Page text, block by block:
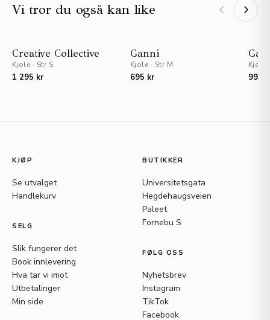
Vi tror du også kan like
Creative Collective
Kjole · Str S
1 295 kr
Ganni
Kjole · Str M
695 kr
Kjole
995
KJØP
Se utvalget
Handlekurv
SELG
Slik fungerer det
Book innlevering
Hva tar vi imot
Utbetalinger
Min side
BUTIKKER
Universitetsgata
Hegdehaugsveien
Paleet
Fornebu S
FØLG OSS
Nyhetsbrev
Instagram
TikTok
Facebook